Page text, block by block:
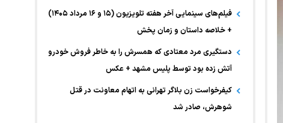
فیلم‌های سینمایی آخر هفته تلویزیون (۱۵ و ۱۶ مرداد ۱۴۰۵)
+ خلاصه داستان و زمان پخش
دستگیری مرد معتادی که همسرش را به خاطر فروش خودرو
آتش زده بود توسط پلیس مشهد + عکس
کیفرخواست زن بلاگر تهرانی به اتهام معاونت در قتل
شوهرش، صادر شد